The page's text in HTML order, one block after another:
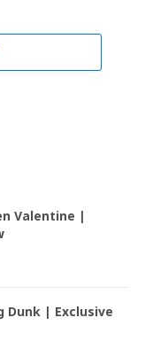
Valentine |
Dunk | Exclusive